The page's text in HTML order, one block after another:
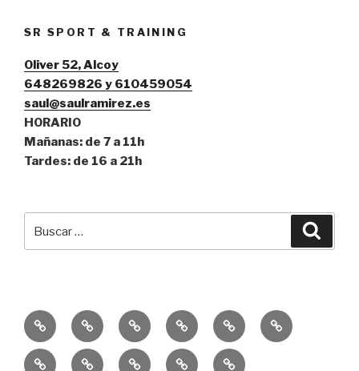
SR SPORT & TRAINING
Oliver 52, Alcoy
648269826 y 610459054
saul@saulramirez.es
HORARIO
Mañanas: de 7 a 11h
Tardes: de 16 a 21h
por:
Inicio
Entrenamiento
Personal
Entrenamiento
Funcional
ConsejosServicioEquipo
SR
EducaciónPublicaciones
10k Un Sprint